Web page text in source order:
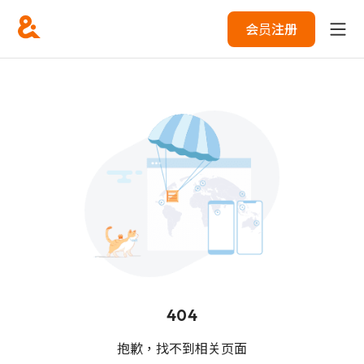
会员注册
404
抱歉，找不到相关页面